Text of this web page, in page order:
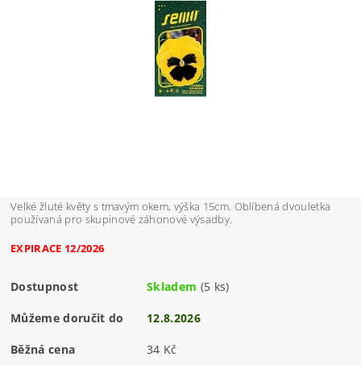
Velké žluté květy s tmavým okem, výška 15cm. Oblíbená dvouletka
používaná pro skupinové záhonové výsadby.
EXPIRACE 12/2026
Dostupnost Skladem (5 ks)
Můžeme doručit do 12.8.2026
Běžná cena 34 Kč